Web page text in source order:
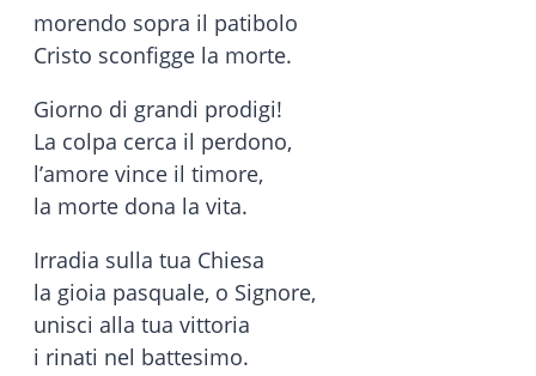
morendo sopra il patibolo
Cristo sconfigge la morte.
Giorno di grandi prodigi!
La colpa cerca il perdono,
l’amore vince il timore,
la morte dona la vita.
Irradia sulla tua Chiesa
la gioia pasquale, o Signore,
unisci alla tua vittoria
i rinati nel battesimo.